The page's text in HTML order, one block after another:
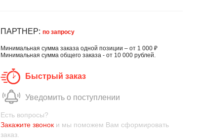
ПАРТНЕР: по запросу
Минимальная сумма заказа одной позиции – от 1 000 ₽
Минимальная сумма общего заказа - от 10 000 рублей.
Быстрый заказ
Уведомить о поступлении
Есть вопросы?
Закажите звоноки мы поможем Вам сформировать
заказ.